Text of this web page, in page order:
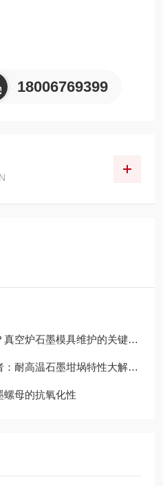
18006769399
空炉石墨模具维护的关键决策
耐高温石墨坩埚特性大解析！
螺母的抗氧化性